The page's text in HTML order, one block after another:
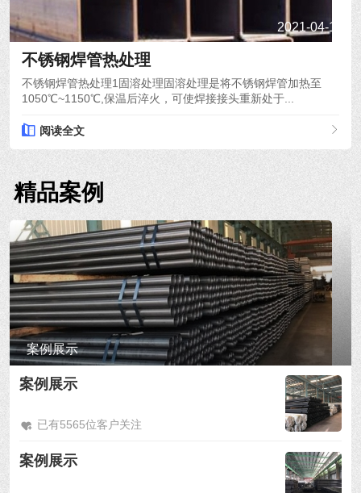
2021-04-19
不锈钢焊管热处理
不锈钢焊管热处理1固溶处理固溶处理是将不锈钢焊管加热至
1050℃~1150℃,保温后淬火，可使焊接接头重新处于...
阅读全文
精品案例
案例展示
案例展示
已有5565位客户关注
案例展示